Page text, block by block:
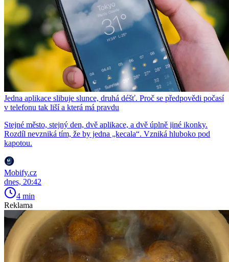
Jedna aplikace slibuje slunce, druhá déšť. Proč se předpovědi počasí
v telefonu tak liší a která má pravdu
Stejné město, stejný den, dvě aplikace, a dvě úplně jiné ikonky.
Rozdíl nevzniká tím, že by jedna „kecala“. Vzniká hluboko pod
kapotou.
Mobify.cz
dnes, 20:42
4 min
Reklama